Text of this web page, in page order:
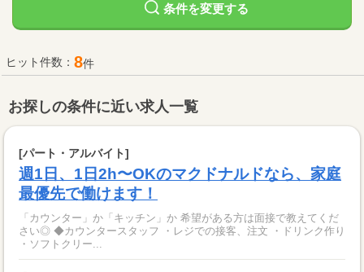
条件を変更する
ヒット件数： 8件
お探しの条件に近い求人一覧
[パート・アルバイト]
週1日、1日2h〜OKのマクドナルドなら、家庭
最優先で働けます！
「カウンター」か「キッチン」か 希望がある方は面接で教えてくだ
さい◎ ◆カウンタースタッフ ・レジでの接客、注文 ・ドリンク作り
・ソフトクリー...